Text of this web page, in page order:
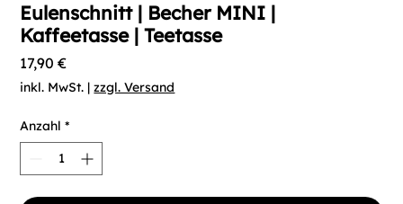
Eulenschnitt | Becher MINI |
Kaffeetasse | Teetasse
17,90 €Preis
inkl. MwSt. |zzgl. Versand
Anzahl *